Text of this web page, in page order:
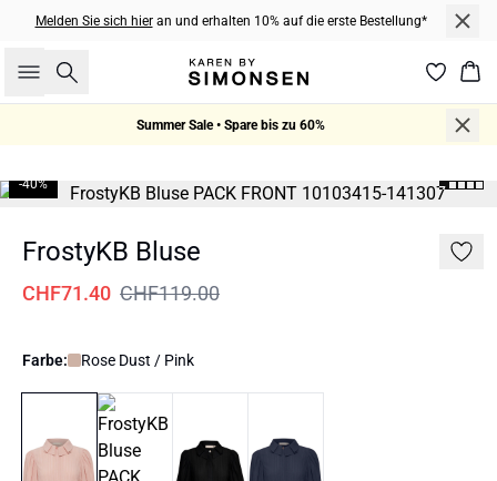
Melden Sie sich hieran und erhalten 10% auf die erste Bestellung*
Suche
Summer Sale • Spare bis zu 60%
-40%
FrostyKB Bluse
CHF71.40 CHF119.00
Farbe: Rose Dust / Pink